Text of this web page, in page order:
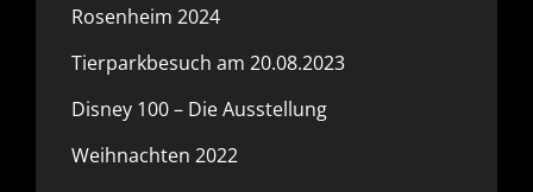
Rosenheim 2024
Tierparkbesuch am 20.08.2023
Disney 100 – Die Ausstellung
Weihnachten 2022